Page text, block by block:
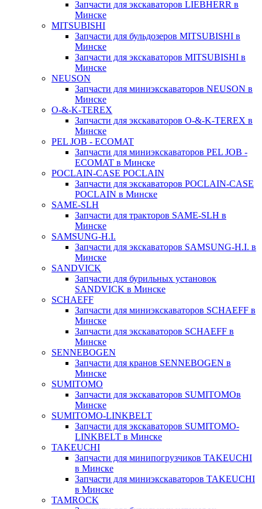
Запчасти для экскаваторов LIEBHERR в
Минске
MITSUBISHI
Запчасти для бульдозеров MITSUBISHI в
Минске
Запчасти для экскаваторов MITSUBISHI в
Минске
NEUSON
Запчасти для миниэкскаваторов NEUSON в
Минске
O-&-K-TEREX
Запчасти для экскаваторов O-&-K-TEREX в
Минске
PEL JOB - ECOMAT
Запчасти для миниэкскаваторов PEL JOB -
ECOMAT в Минске
POCLAIN-CASE POCLAIN
Запчасти для экскаваторов POCLAIN-CASE
POCLAIN в Минске
SAME-SLH
Запчасти для тракторов SAME-SLH в
Минске
SAMSUNG-H.I.
Запчасти для экскаваторов SAMSUNG-H.I. в
Минске
SANDVICK
Запчасти для бурильных установок
SANDVICK в Минске
SCHAEFF
Запчасти для миниэкскаваторов SCHAEFF в
Минске
Запчасти для экскаваторов SCHAEFF в
Минске
SENNEBOGEN
Запчасти для кранов SENNEBOGEN в
Минске
SUMITOMO
Запчасти для экскаваторов SUMITOMOв
Минске
SUMITOMO-LINKBELT
Запчасти для экскаваторов SUMITOMO-
LINKBELT в Минске
TAKEUCHI
Запчасти для минипогрузчиков TAKEUCHI
в Минске
Запчасти для миниэкскаваторов TAKEUCHI
в Минске
TAMROCK